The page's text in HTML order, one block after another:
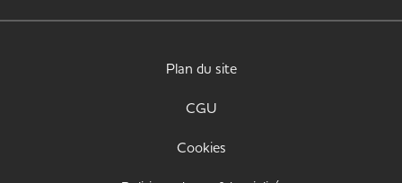
Plan du site
CGU
Cookies